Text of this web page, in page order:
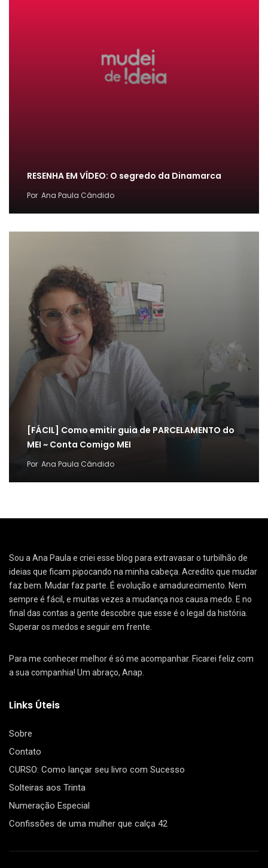
RESENHA EM VÍDEO: O segredo da Dinamarca
Por Ana Paula Cândido
[FÁCIL] Como emitir guia de PARCELAMENTO do
MEI ~ Conta Comigo MEI
Por Ana Paula Cândido
Sou a Ana Paula e criei esse blog para extravasar o turbilhão de
ideias que ficam pipocando na minha cabeça. Acredito que mudar
faz bem. Mudar faz parte. É evolução e amadurecimento. Nem
sempre é fácil, e muitas vezes a mudança nos causa medo. E no
final das contas a gente descobre que esse é o legal da história.
Superar os medos e seguir em frente.
Para me conhecer melhor é só me acompanhar. Ficarei feliz com
a sua companhia! Um abraço, Anap.
Links Úteis
Sobre
Contato
CURSO: Como lançar seu livro com Sucesso
Solteiras aos Trinta
Numeração Especial
Confissões de uma mulher que calça 42